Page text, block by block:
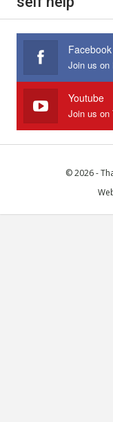
Facebook
Youtube
Join us on
© 2026 -